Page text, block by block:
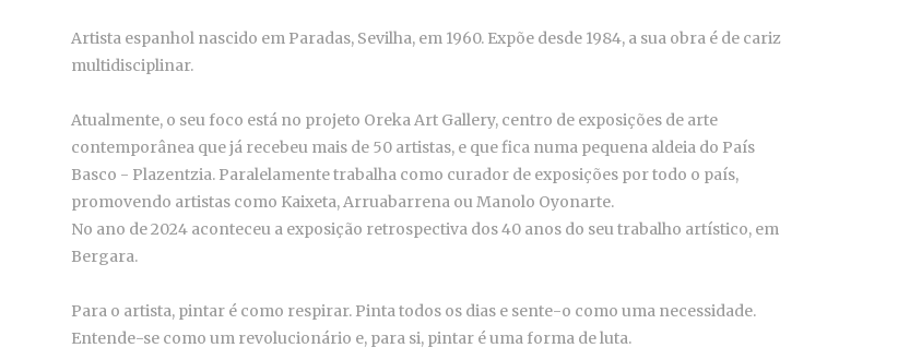
Artista espanhol nascido em Paradas, Sevilha, em 1960. Expõe desde 1984, a sua obra é de cariz
multidisciplinar.
Atualmente, o seu foco está no projeto Oreka Art Gallery, centro de exposições de arte
contemporânea que já recebeu mais de 50 artistas, e que fica numa pequena aldeia do País
Basco - Plazentzia. Paralelamente trabalha como curador de exposições por todo o país,
promovendo artistas como Kaixeta, Arruabarrena ou Manolo Oyonarte.
No ano de 2024 aconteceu a exposição retrospectiva dos 40 anos do seu trabalho artístico, em
Bergara.
Para o artista, pintar é como respirar. Pinta todos os dias e sente-o como uma necessidade.
Entende-se como um revolucionário e, para si, pintar é uma forma de luta.